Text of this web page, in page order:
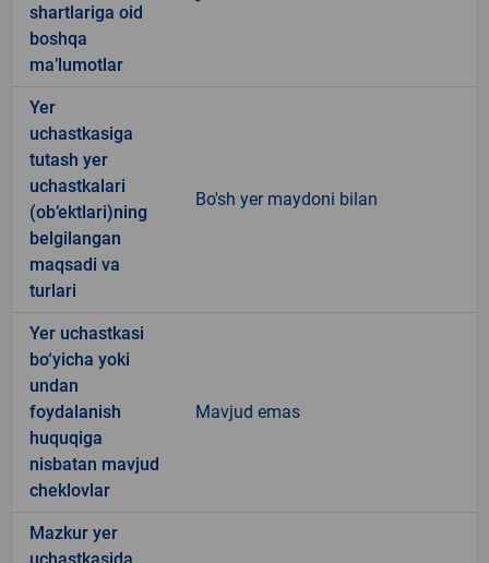
shartlariga oid
boshqa
ma’lumotlar
Yer
uchastkasiga
tutash yer
uchastkalari
(ob’ektlari)ning
belgilangan
maqsadi va
turlari
Bo'sh yer maydoni bilan
Yer uchastkasi
bo‘yicha yoki
undan
foydalanish
huquqiga
nisbatan mavjud
cheklovlar
Mavjud emas
Mazkur yer